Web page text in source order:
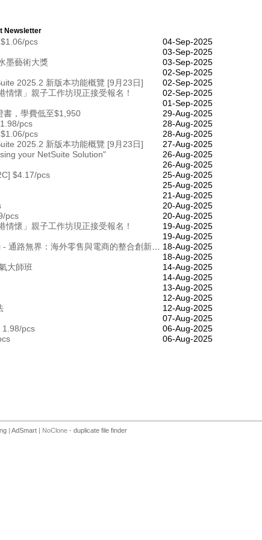
Newsletter
pcs
04-Sep-2025
03-Sep-2025
墨藝術大獎
03-Sep-2025
02-Sep-2025
2025.2 新版本功能概覽 [9月23日]
02-Sep-2025
懷」親子工作坊現正接受報名！
02-Sep-2025
01-Sep-2025
書，學費低至$1,950
29-Aug-2025
pcs
28-Aug-2025
pcs
28-Aug-2025
2025.2 新版本功能概覽 [9月23日]
27-Aug-2025
your NetSuite Solution"
26-Aug-2025
26-Aug-2025
$4.17/pcs
25-Aug-2025
25-Aug-2025
21-Aug-2025
20-Aug-2025
pcs
20-Aug-2025
懷」親子工作坊現正接受報名！
19-Aug-2025
19-Aug-2025
18-Aug-2025
18-Aug-2025
大師班
14-Aug-2025
14-Aug-2025
13-Aug-2025
12-Aug-2025
12-Aug-2025
07-Aug-2025
1.98/pcs
06-Aug-2025
06-Aug-2025
| AdSmart | NoClone - duplicate file finder